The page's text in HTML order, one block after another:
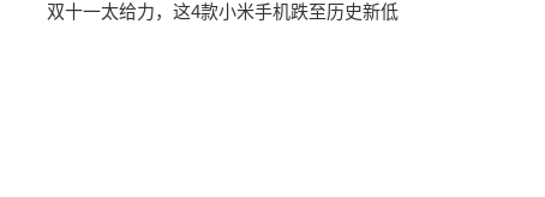
双十一太给力，这4款小米手机跌至历史新低